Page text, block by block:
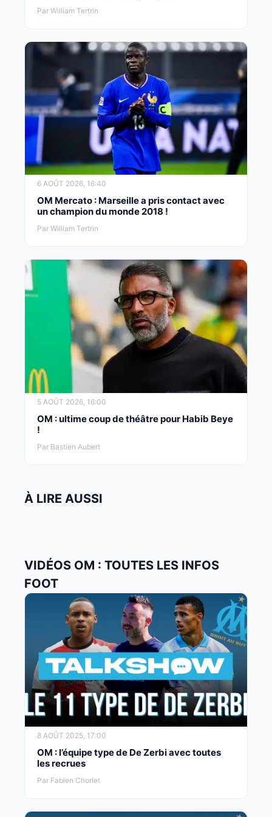
Par William Tertrin
6 AOÛT 2026, 16:40
OM Mercato : Marseille a pris contact avec
un champion du monde 2018 !
Par William Tertrin
5 AOÛT 2026, 16:00
OM : ultime coup de théâtre pour Habib Beye
!
Par Bastien Aubert
À LIRE AUSSI
VIDÉOS OM : TOUTES LES INFOS
FOOT
8 AOÛT 2025, 17:00
OM : l’équipe type de De Zerbi avec toutes
les recrues
Par Fabien Chorlet